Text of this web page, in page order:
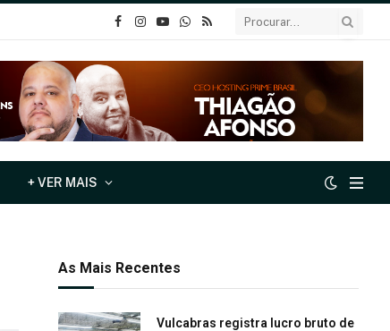
o
Instagram
YouTube
Whatsapp
RSS
+ VER MAIS
As Mais Recentes
Vulcabras registra lucro bruto de